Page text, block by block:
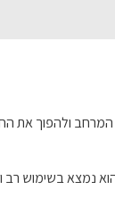
ולהפוך את
בשימוש רב